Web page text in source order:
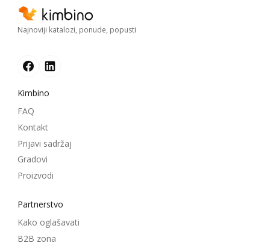
Najnoviji katalozi, ponude, popusti
Kimbino
FAQ
Kontakt
Prijavi sadržaj
Gradovi
Proizvodi
Partnerstvo
Kako oglašavati
B2B zona